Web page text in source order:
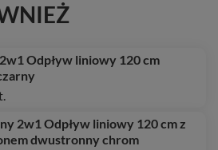
Odpływ liniowy 120 cm
2w1 Odpływ liniowy 120 cm z
dwustronny chrom